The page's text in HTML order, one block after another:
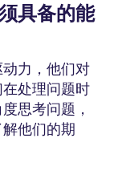
具备的能
力，他们对
处理问题时
思考问题，
他们的期